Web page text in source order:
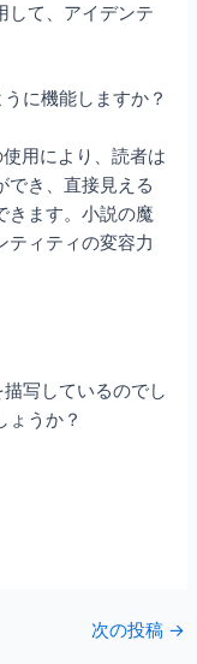
して、アイデンテ
に機能しますか？
用により、読者は
でき、直接見える
きます。小説の魔
ティティの変容力
写しているのでし
ょうか？
次の投稿 →